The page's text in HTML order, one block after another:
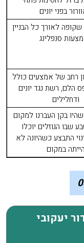
בפני יונים
לאורך כל הבניין
סנפלינג
רחב של אמצעים כולל
הלם, רשת נגד יונים
ודחלילים
בקן העברנו למקום
שבו הגוזלים יוכלו
התבצע כשהיונה לא
הייתה במקום
יעקובי